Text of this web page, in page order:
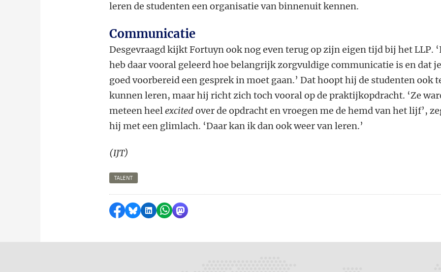
leren de studenten een organisatie van binnenuit kennen.
Communicatie
Desgevraagd kijkt Fortuyn ook nog even terug op zijn eigen tijd bij het LLP.
heb daar vooral geleerd hoe belangrijk zorgvuldige communicatie is en dat je
goed voorbereid een gesprek in moet gaan.’ Dat hoopt hij de studenten ook
kunnen leren, maar hij richt zich toch vooral op de praktijkopdracht. ‘Ze
meteen heelexcitedover de opdracht en vroegen me de hemd van het lijf’,
hij met een glimlach. ‘Daar kan ik dan ook weer van leren.’
(IJT)
TALENT
Delen op Facebook
Delen via Bluesky
Delen op LinkedIn
Delen via WhatsApp
Delen via Mastodon